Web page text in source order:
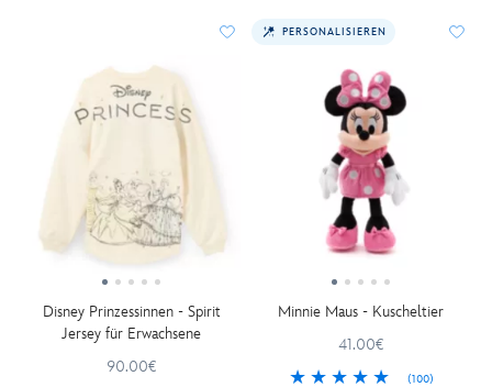
Disney Prinzessinnen - Spirit
Jersey für Erwachsene
90.00€
PERSONALISIEREN
Minnie Maus - Kuscheltier
41.00€
(100)